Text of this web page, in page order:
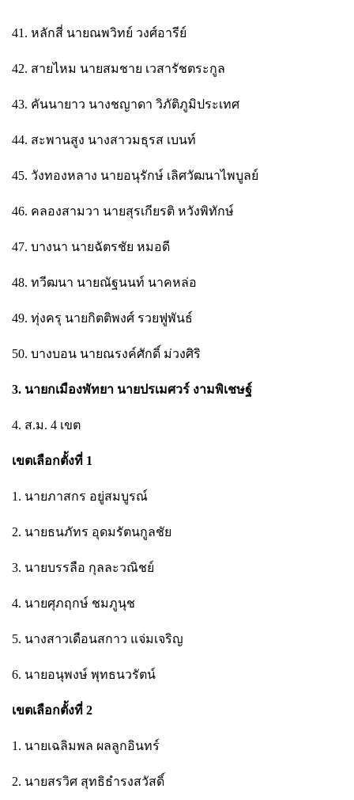
41. หลักสี่ นายณพวิทย์ วงศ์อารีย์
42. สายไหม นายสมชาย เวสารัชตระกูล
43. คันนายาว นางชญาดา วิภัติภูมิประเทศ
44. สะพานสูง นางสาวมธุรส เบนท์
45. วังทองหลาง นายอนุรักษ์ เลิศวัฒนาไพบูลย์
46. คลองสามวา นายสุรเกียรติ หวังพิทักษ์
47. บางนา นายฉัตรชัย หมอดี
48. ทวีฒนา นายณัฐนนท์ นาคหล่อ
49. ทุ่งครุ นายกิตติพงศ์ รวยฟูพันธ์
50. บางบอน นายณรงค์ศักดิ์ ม่วงศิริ
3. นายกเมืองพัทยา นายปรเมศวร์ งามพิเชษฐ์
4. ส.ม. 4 เขต
เขตเลือกตั้งที่ 1
1. นายภาสกร อยู่สมบูรณ์
2. นายธนภัทร อุดมรัตนกูลชัย
3. นายบรรลือ กุลละวณิชย์
4. นายศุภฤกษ์ ชมภูนุช
5. นางสาวเดือนสกาว แจ่มเจริญ
6. นายอนุพงษ์ พุทธนวรัตน์
เขตเลือกตั้งที่ 2
1. นายเฉลิมพล ผลลูกอินทร์
2. นายสรวิศ สุทธิธำรงสวัสดิ์